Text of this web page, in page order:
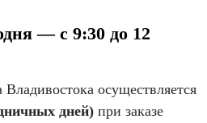
— с 9:30 до 12
Владивостока осуществляется
дней) при заказе